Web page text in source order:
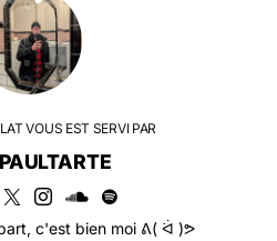
VOUS EST SERVI PAR
c'est bien moi ᕕ( ᐛ )ᕗ